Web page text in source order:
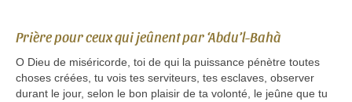
Prière pour ceux qui jeûnent par ‘Abdu’l-Bahà
O Dieu de miséricorde, toi de qui la puissance pénètre toutes
choses créées, tu vois tes serviteurs, tes esclaves, observer
durant le jour, selon le bon plaisir de ta volonté, le jeûne que tu